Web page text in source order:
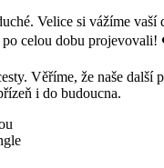
Velice si vážíme vaší
po celou dobu
Věříme, že naše další
i do budoucna.